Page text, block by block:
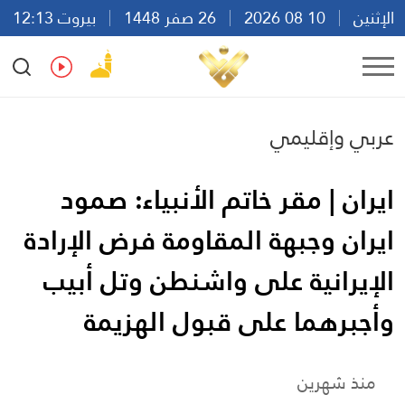
الإثنين
بيروت 12:13
Ar
En Fr Es
عربي وإقليمي
ايران | مقر خاتم الأنبياء: صمود
ايران وجبهة المقاومة فرض الإرادة
الإيرانية على واشنطن وتل أبيب
وأجبرهما على قبول الهزيمة
منذ شهرين